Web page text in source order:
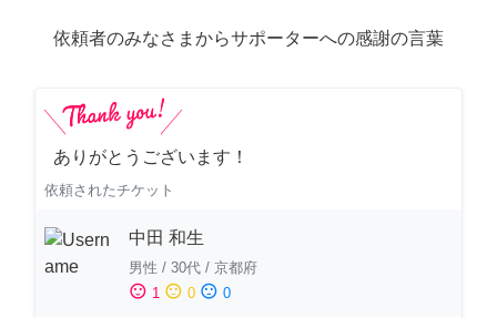
依頼者のみなさまからサポーターへの感謝の言葉
ありがとうございます！
依頼されたチケット
中田 和生
男性 / 30代 / 京都府
sentiment_satisfied 1 sentiment_neutral 0 sentiment_dissatisfied 0